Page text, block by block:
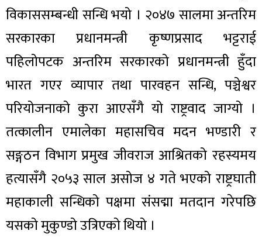
विकाससम्बन्धी सन्धि भयो । २०४७ सालमा अन्तरिम
सरकारका प्रधानमन्त्री कृष्णप्रसाद भट्टराई
पहिलोपटक अन्तरिम सरकारको प्रधानमन्त्री हुँदा
भारत गएर व्यापार तथा पारवहन सन्धि, पञ्चेश्वर
परियोजनाको कुरा आएसँगै यो राष्ट्रवाद जाग्यो ।
तत्कालीन एमालेका महासचिव मदन भण्डारी र
सङ्गठन विभाग प्रमुख जीवराज आश्रितको रहस्यमय
हत्यासँगै २०५३ साल असोज ४ गते भएको राष्ट्रघाती
महाकाली सन्धिको पक्षमा संसद्मा मतदान गरेपछि
यसको मुकुण्डो उत्रिएको थियो ।